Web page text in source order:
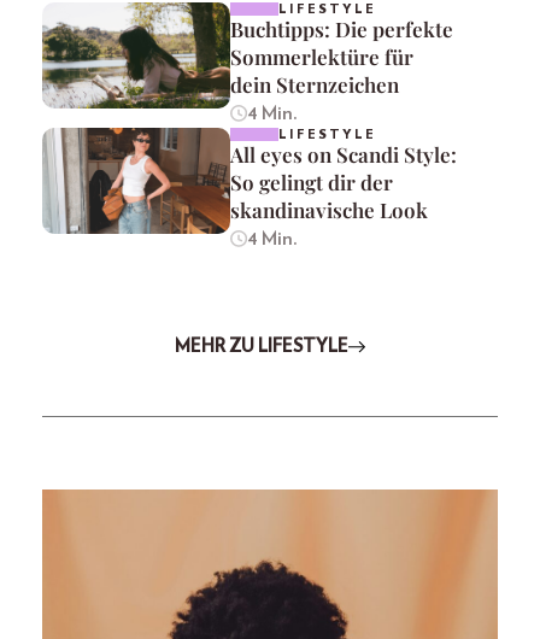
LIFESTYLE
Buchtipps: Die perfekte
Sommerlektüre für
dein Sternzeichen
4 Min.
LIFESTYLE
All eyes on Scandi Style:
So gelingt dir der
skandinavische Look
4 Min.
MEHR ZU LIFESTYLE